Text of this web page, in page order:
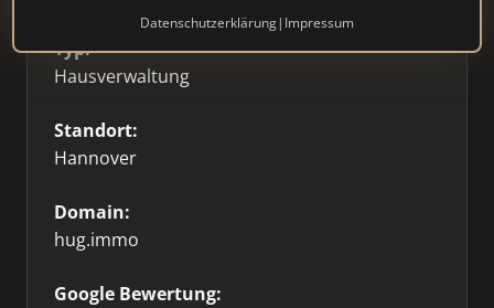
Datenschutzerklärung| Impressum
Typ:
Hausverwaltung
Standort:
Hannover
Domain:
hug.immo
Google Bewertung: